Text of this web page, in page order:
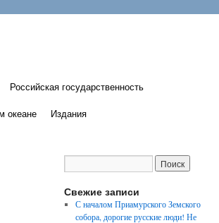
Российская государственность
океане Издания
Свежие записи
С началом Приамурского Земского
собора, дорогие русские люди! Не